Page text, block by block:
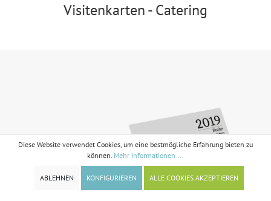
Visitenkarten - Catering
Diese Website verwendet Cookies, um eine bestmögliche Erfahrung bieten zu
können. Mehr Informationen ...
ABLEHNEN KONFIGURIEREN ALLE COOKIES AKZEPTIEREN